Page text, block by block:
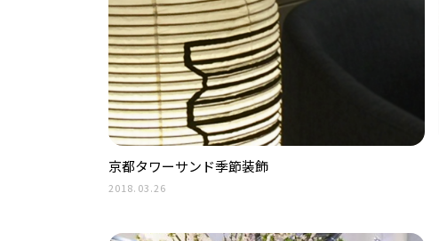
京都タワーサンド季節装飾
2018.03.26